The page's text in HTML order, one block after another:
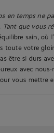
en temps ne
Tant que vous
sain, où
toute votre
être si durs
avec
vous mettre